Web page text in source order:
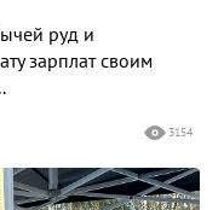
руд и
зарплат своим
3154